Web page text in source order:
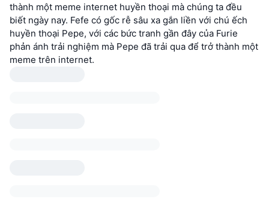
thành một meme internet huyền thoại mà chúng ta đều
biết ngày nay. Fefe có gốc rễ sâu xa gắn liền với chú ếch
huyền thoại Pepe, với các bức tranh gần đây của Furie
phản ánh trải nghiệm mà Pepe đã trải qua để trở thành một
meme trên internet.